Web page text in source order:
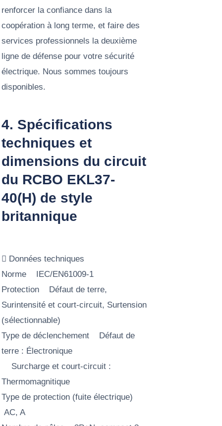
renforcer la confiance dans la
coopération à long terme, et faire des
services professionnels la deuxième
ligne de défense pour votre sécurité
électrique. Nous sommes toujours
disponibles.
4. Spécifications
techniques et
dimensions du circuit
du RCBO EKL37-
40(H) de style
britannique
 Données techniques
Norme IEC/EN61009-1
Protection Défaut de terre,
Surintensité et court-circuit, Surtension
(sélectionnable)
Type de déclenchement Défaut de
terre : Électronique
Surcharge et court-circuit :
Thermomagnitique
Type de protection (fuite électrique)
AC, A